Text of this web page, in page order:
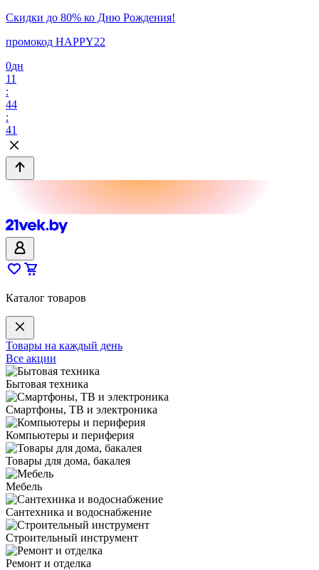
Скидки до 80% ко Дню Рождения!
промокод HAPPY22
0дн
11
:
44
:
41
Каталог товаров
Товары на каждый день
Все акции
Бытовая техника
Смартфоны, ТВ и электроника
Компьютеры и периферия
Товары для дома, бакалея
Мебель
Сантехника и водоснабжение
Строительный инструмент
Ремонт и отделка